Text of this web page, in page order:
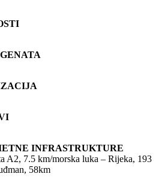
INFRASTRUKTURE
A2, 7.5 km/morska luka – Rijeka, 193
58km